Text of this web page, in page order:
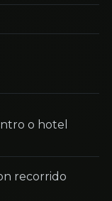
o hotel
recorrido